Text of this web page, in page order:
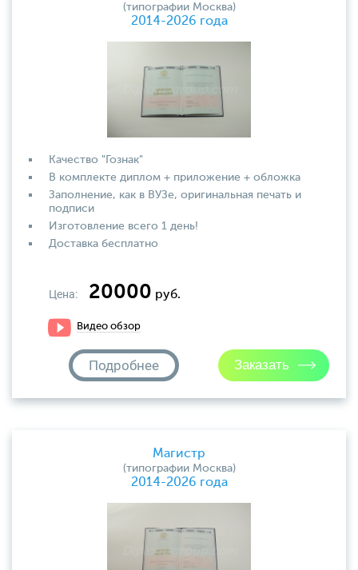
(типографии Москва)
2014-2026 года
Качество "Гознак"
В комплекте диплом + приложение + обложка
Заполнение, как в ВУЗе, оригинальная печать и
подписи
Изготовление всего 1 день!
Доставка бесплатно
Цена: 20000 руб.
Видео обзор
Подробнее
Магистр
(типографии Москва)
2014-2026 года